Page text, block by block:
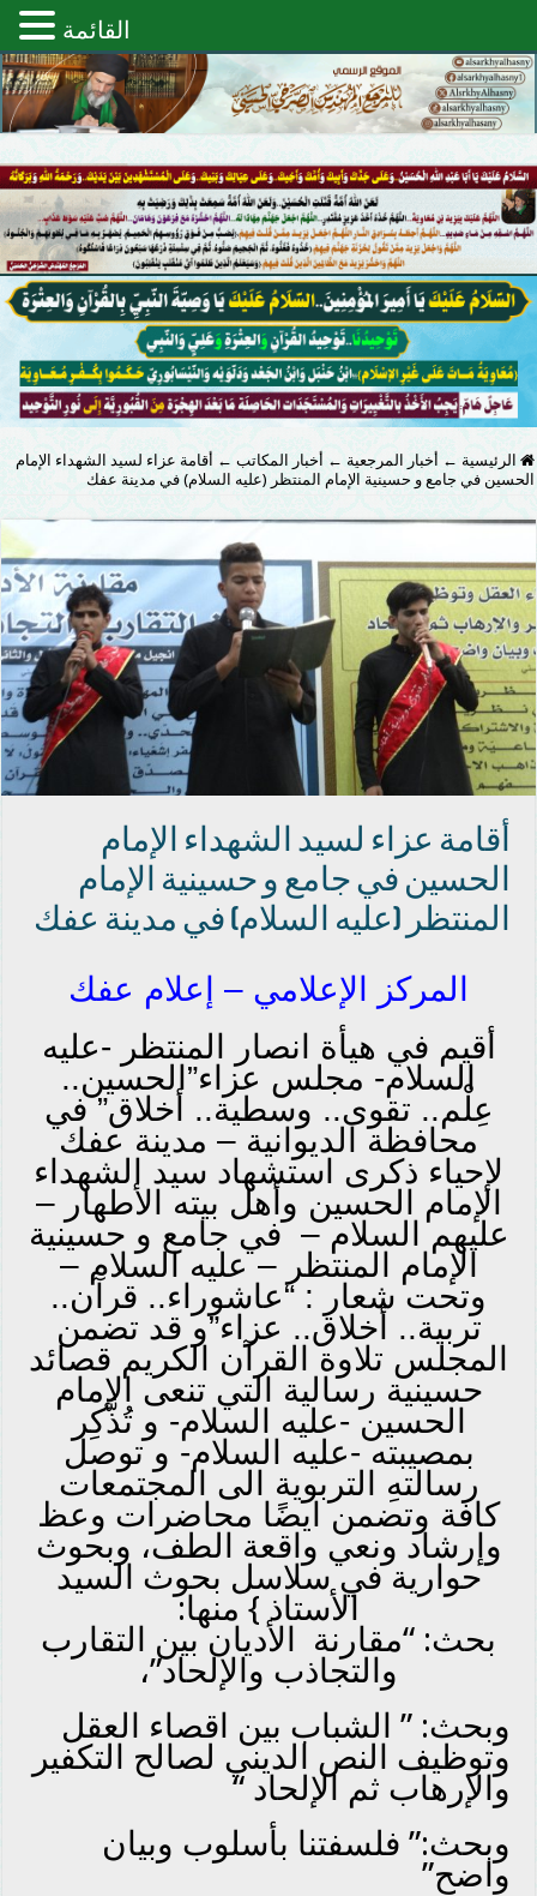
الرئيسية ← أخبار المرجعية ← أخبار المكاتب ← أقامة عزاء لسيد الشهداء الإمام
الحسين في جامع و حسينية الإمام المنتظر (عليه السلام) في مدينة عفك
أقامة عزاء لسيد الشهداء الإمام
الحسين في جامع و حسينية الإمام
المنتظر (عليه السلام) في مدينة عفك
المركز الإعلامي – إعلام عفك
أقيم في هيأة انصار المنتظر -عليه
السلام- مجلس عزاء”الحسين..
عِلْم.. تقوى.. وسطية.. أخلاق” في
محافظة الديوانية – مدينة عفك
لإحياء ذكرى استشهاد سيد الشهداء
الإمام الحسين وأهل بيته الأطهار –
عليهم السلام – في جامع و حسينية
الإمام المنتظر – عليه السلام –
وتحت شعار : “عاشوراء.. قرآن..
تربية.. أخلاق.. عزاء”و قد تضمن
المجلس تلاوة القرآن الكريم قصائد
حسينية رسالية التي تنعى الإمام
الحسين -عليه السلام- و تُذَّكِر
بمصيبته -عليه السلام- و توصل
رسالتهِ التربوية الى المجتمعات
كافة وتضمن ايضًا محاضرات وعظ
وإرشاد ونعي واقعة الطف، وبحوث
حوارية في سلاسل بحوث السيد
الأستاذ } منها:
بحث: “مقارنة الأديان بين التقارب
والتجاذب والإلحاد”،
وبحث: ” الشباب بين اقصاء العقل
وتوظيف النص الديني لصالح التكفير
والإرهاب ثم الإلحاد “
وبحث:” فلسفتنا بأسلوب وبيان
واضح”
القائمة